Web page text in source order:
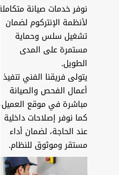
نوفر خدمات صيانة متكاملة
لأنظمة الإنتركوم لضمان
تشغيل سلس وحماية
مستمرة على المدى
الطويل.
يتولى فريقنا الفني تنفيذ
أعمال الفحص والصيانة
مباشرة في موقع العميل،
كما نوفر إصلاحات داخلية
عند الحاجة، لضمان أداء
مستقر وموثوق للنظام.